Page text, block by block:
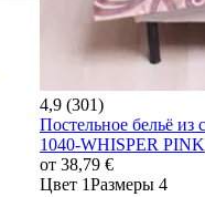
4,9 (301)
Постельное бельё
1040-WHISPER PINK
от 38,79 €
Цвет 1Размеры 4